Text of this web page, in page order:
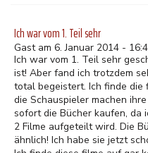
Ich war vom 1. Teil sehr
Gast am 6. Januar 2014 -
Ich war vom 1. Teil sehr
ist! Aber fand ich trotzdem
total begeistert. Ich finde die
die Schauspieler machen
sofort die Bücher kaufen, da
2 Filme aufgeteilt wird. Die
ähnlich! Ich habe sie jetzt